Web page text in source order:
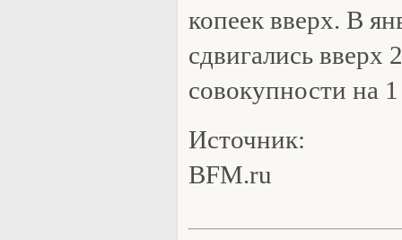
копеек вверх. В
сдвигались вверх
совокупности на
Источник:
BFM.ru